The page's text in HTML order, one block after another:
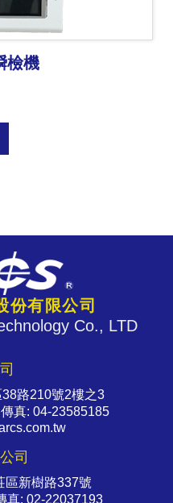
檢機
份有限公司
Co., LTD
路210號2樓之3
真: 04-23585185
司
區新樹路337號
真: 02-22037193